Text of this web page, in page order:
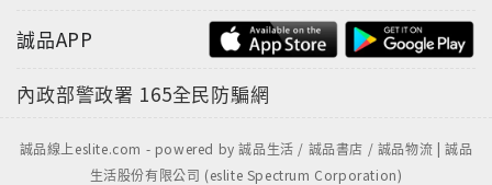
誠品APP
內政部警政署 165全民防騙網
誠品線上eslite.com - powered by 誠品生活 / 誠品書店 / 誠品物流 | 誠品
生活股份有限公司 (eslite Spectrum Corporation)